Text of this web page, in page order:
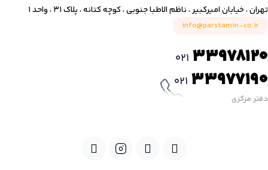
تهران ، خیابان امیرکبیر ، ناظم الاطبا جنوبی ، کوچه کتانه ، پلاک ۳۱ ، واحد ۱
info@parstamin-co.ir
021 33978120
021 33977190
دفتر مرکزی